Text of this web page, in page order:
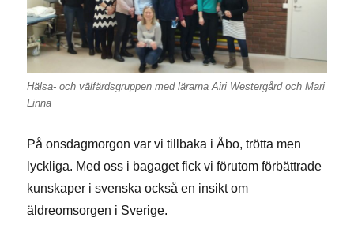
Hälsa- och välfärdsgruppen med lärarna Airi Westergård och Mari
Linna
På onsdagmorgon var vi tillbaka i Åbo, trötta men
lyckliga. Med oss i bagaget fick vi förutom förbättrade
kunskaper i svenska också en insikt om
äldreomsorgen i Sverige.